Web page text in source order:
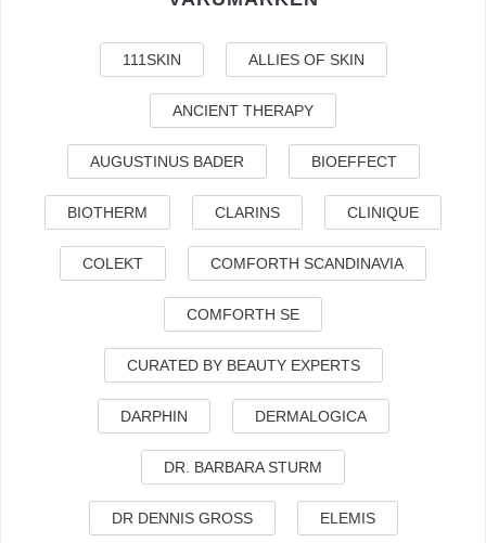
111SKIN ALLIES OF SKIN
ANCIENT THERAPY
AUGUSTINUS BADER BIOEFFECT
BIOTHERM CLARINS CLINIQUE
COLEKT COMFORTH SCANDINAVIA
COMFORTH SE
CURATED BY BEAUTY EXPERTS
DARPHIN DERMALOGICA
DR. BARBARA STURM
DR DENNIS GROSS ELEMIS